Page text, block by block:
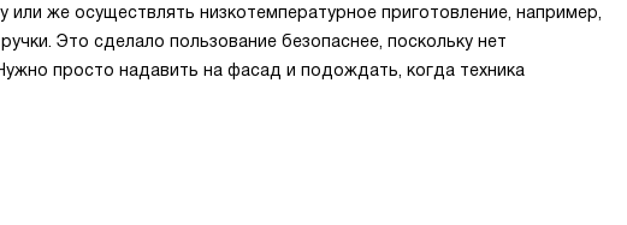
же осуществлять низкотемпературное приготовление, например,
Это сделало пользование безопаснее, поскольку нет
просто надавить на фасад и подождать, когда техника